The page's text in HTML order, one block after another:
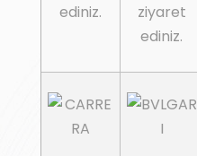
ediniz.
ziyaret
ediniz.